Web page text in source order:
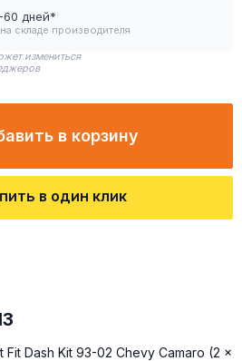
60 дней*
складе производителя
измениться
в корзину
в один клик
Fit Dash Kit 93-02 Chevy Camaro (2 x